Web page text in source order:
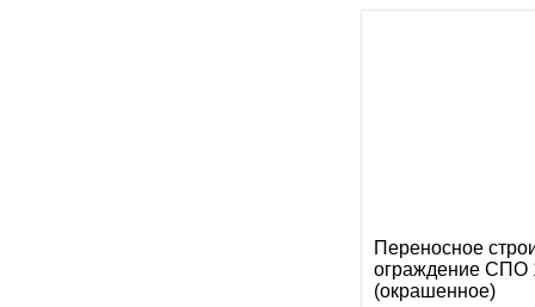
Переносное
ограждение СПО
(окрашенное)